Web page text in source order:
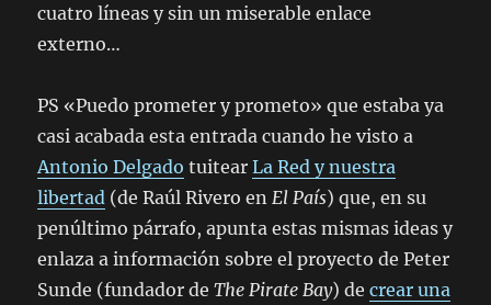
cuatro líneas y sin un miserable enlace
externo…
PS «Puedo prometer y prometo» que estaba ya
casi acabada esta entrada cuando he visto a
Antonio Delgado tuitearLa Red y nuestra
libertad (de Raúl Rivero enEl País) que, en su
penúltimo párrafo, apunta estas mismas ideas y
enlaza a información sobre el proyecto de Peter
Sunde (fundador deThe Pirate Bay) decrear una